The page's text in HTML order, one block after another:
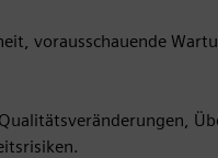
vorausschauende